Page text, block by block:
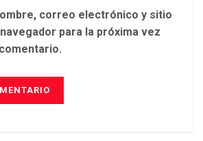
correo electrónico y sitio
para la próxima vez